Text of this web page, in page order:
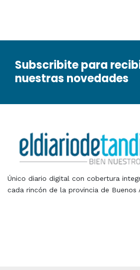
Subscribite para
nuestras novedades
Único diario digital con cobertura
cada rincón de la provincia de Buenos